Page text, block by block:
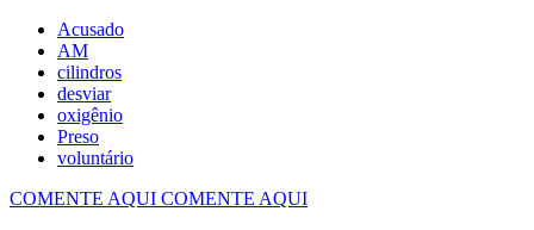
Acusado
AM
cilindros
desviar
oxigênio
Preso
voluntário
COMENTE AQUI COMENTE AQUI